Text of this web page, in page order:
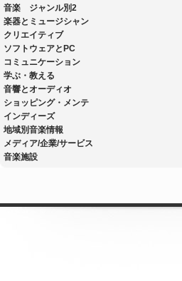
音楽 ジャンル別2
楽器とミュージシャン
クリエイティブ
ソフトウェアとPC
コミュニケーション
学ぶ・教える
音響とオーディオ
ショッピング・メンテ
インディーズ
地域別音楽情報
メディア/企業/サービス
音楽施設